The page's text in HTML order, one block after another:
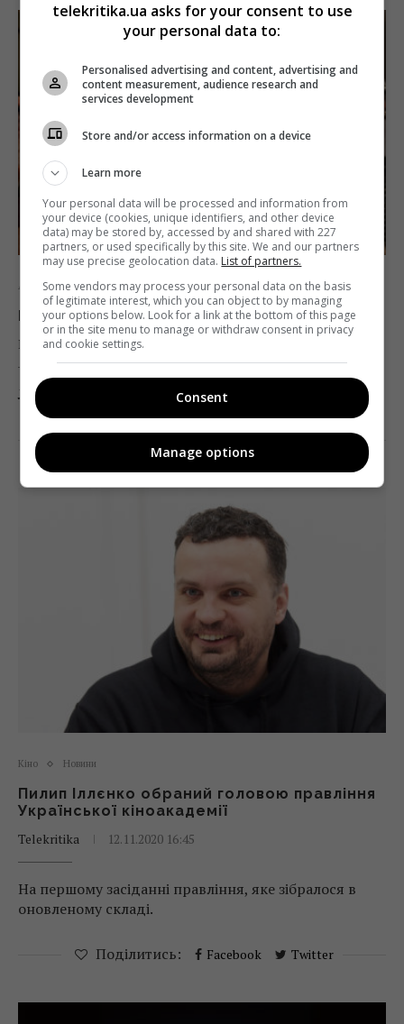
Аналітика Кіно
Бокс-офіс: «Відьми» знову показали зуби
Максим Черкас
13.11.2020 17:00
Лідер минулого тижня втримав перше місце.
Поділитись:
Кіно Новини
Пилип Іллєнко обраний головою правління
Української кіноакадемії
Telekritika
12.11.2020 16:45
На першому засіданні правління, яке зібралося в
оновленому складі.
Поділитись: Facebook Twitter
telekritika.ua asks for your consent to use
your personal data to:
Personalised advertising and content, advertising and
content measurement, audience research and
services development
Store and/or access information on a device
Learn more
Your personal data will be processed and information from
your device (cookies, unique identifiers, and other device
data) may be stored by, accessed by and shared with 227
partners, or used specifically by this site. We and our partners
may use precise geolocation data. List of partners.
Some vendors may process your personal data on the basis
of legitimate interest, which you can object to by managing
your options below. Look for a link at the bottom of this page
or in the site menu to manage or withdraw consent in privacy
and cookie settings.
Consent
Manage options